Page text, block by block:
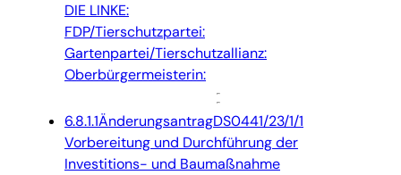
DIE LINKE:
FDP/Tierschutzpartei:
Gartenpartei/Tierschutzallianz:
Oberbürgermeisterin:
6.8.1.1ÄnderungsantragDS0441/23/1/1
Vorbereitung und Durchführung der
Investitions- und Baumaßnahme